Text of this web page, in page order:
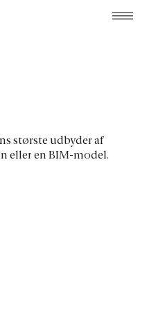
største udbyder af
eller en BIM-model.